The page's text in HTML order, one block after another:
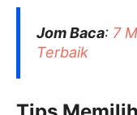
Jom Baca: 7
Terbaik